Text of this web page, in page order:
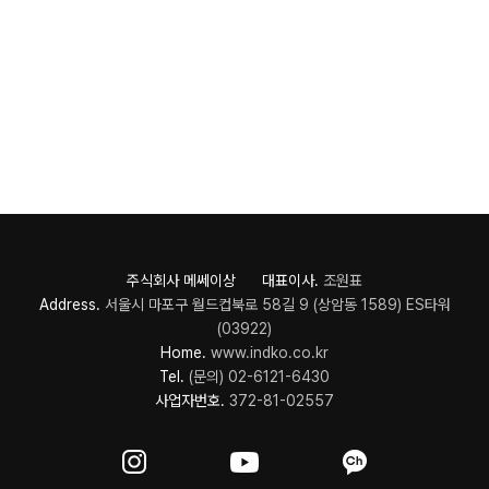
주식회사 메쎄이상 대표이사. 조원표
Address. 서울시 마포구 월드컵북로 58길 9 (상암동 1589) ES타워
(03922)
Home. www.indko.co.kr
Tel. (문의) 02-6121-6430
사업자번호. 372-81-02557